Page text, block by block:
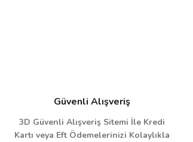
Güvenli Alışveriş
3D Güvenli Alışveriş Sitemi İle Kredi
Kartı veya Eft Ödemelerinizi Kolaylıkla